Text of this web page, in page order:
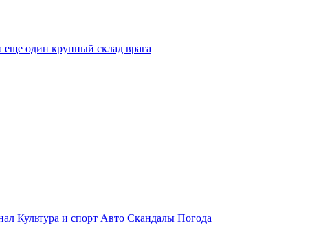
один крупный склад врага
Культура и спорт Авто Скандалы Погода